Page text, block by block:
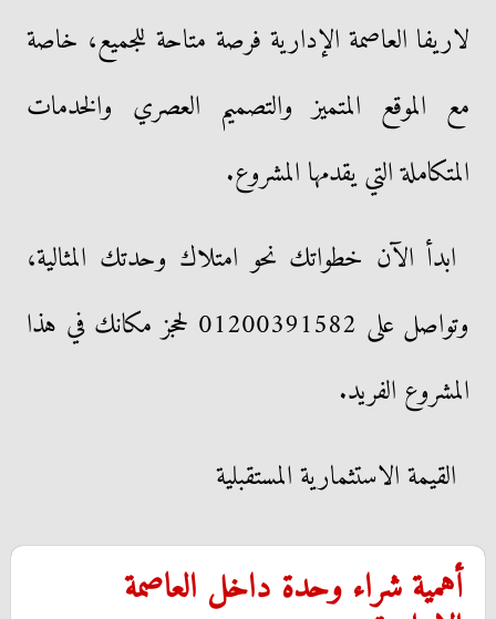
لاريفا العاصمة الإدارية فرصة متاحة للجميع، خاصة
مع الموقع المتميز والتصميم العصري والخدمات
المتكاملة التي يقدمها المشروع.
ابدأ الآن خطواتك نحو امتلاك وحدتك المثالية،
وتواصل على 01200391582 لحجز مكانك في هذا
المشروع الفريد.
القيمة الاستثمارية المستقبلية
أهمية شراء وحدة داخل العاصمة